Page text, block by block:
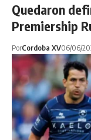
Quedaron
Premiership
PorCordoba XV06/06/